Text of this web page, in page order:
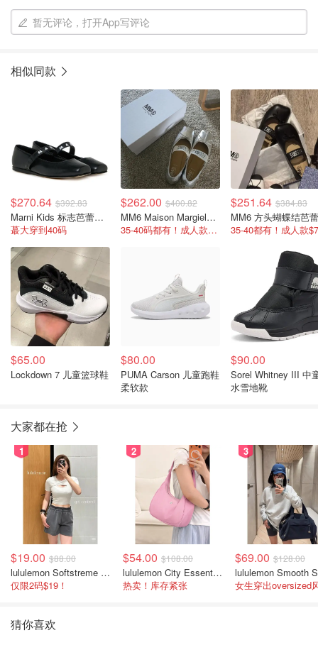
暂无评论，打开App写评论
相似同款
$270.64 $392.83
Marni Kids 标志芭蕾平底鞋
蕞大穿到40码
$262.00 $400.82
MM6 Maison Margiela 蝴蝶结方头芭蕾鞋
35-40码都有！成人款$710
$251.64 $384.83
MM6 方头蝴蝶结芭
35-40都有！成人款
$65.00
Lockdown 7 儿童篮球鞋
$80.00
PUMA Carson 儿童跑鞋
柔软款
$90.00
Sorel Whitney III 中
水雪地靴
大家都在抢
1
$19.00 $88.00
lululemon Softstreme 女士高腰短裤 10cm
仅限2码$19！
2
$54.00 $108.00
lululemon City Essentials 肩背包 4L
热卖！库存紧张
3
$69.00 $128.00
女生穿出oversized
猜你喜欢